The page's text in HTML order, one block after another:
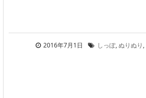
2016年7月1日 しっぽ,ぬりぬり ,